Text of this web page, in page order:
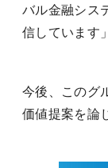
バル金融シス
信しています
今後、このグ
価値提案を論